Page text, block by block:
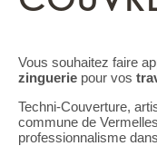
Vous souhaitez faire
zinguerie pour vos
Techni-Couverture,
commune de
professionnalisme